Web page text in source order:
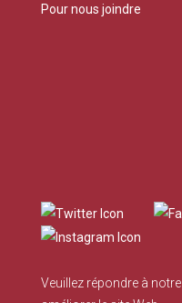
Pour nous joindre
Veuillez répondre à notre